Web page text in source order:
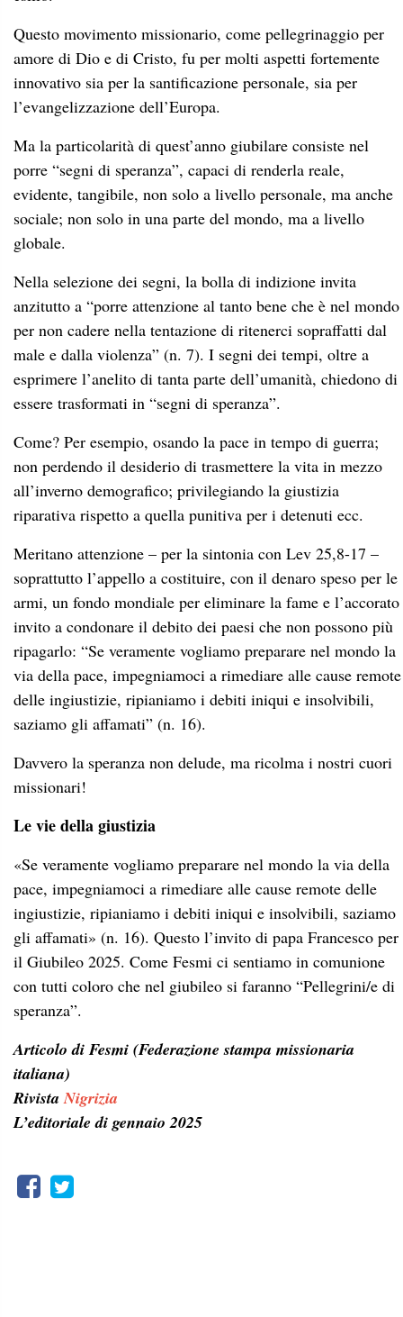
Questo movimento missionario, come pellegrinaggio per
amore di Dio e di Cristo, fu per molti aspetti fortemente
innovativo sia per la santificazione personale, sia per
l’evangelizzazione dell’Europa.
Ma la particolarità di quest’anno giubilare consiste nel
porre “segni di speranza”, capaci di renderla reale,
evidente, tangibile, non solo a livello personale, ma anche
sociale; non solo in una parte del mondo, ma a livello
globale.
Nella selezione dei segni, la bolla di indizione invita
anzitutto a “porre attenzione al tanto bene che è nel mondo
per non cadere nella tentazione di ritenerci sopraffatti dal
male e dalla violenza” (n. 7). I segni dei tempi, oltre a
esprimere l’anelito di tanta parte dell’umanità, chiedono di
essere trasformati in “segni di speranza”.
Come? Per esempio, osando la pace in tempo di guerra;
non perdendo il desiderio di trasmettere la vita in mezzo
all’inverno demografico; privilegiando la giustizia
riparativa rispetto a quella punitiva per i detenuti ecc.
Meritano attenzione – per la sintonia con Lev 25,8-17 –
soprattutto l’appello a costituire, con il denaro speso per le
armi, un fondo mondiale per eliminare la fame e l’accorato
invito a condonare il debito dei paesi che non possono più
ripagarlo: “Se veramente vogliamo preparare nel mondo la
via della pace, impegniamoci a rimediare alle cause remote
delle ingiustizie, ripianiamo i debiti iniqui e insolvibili,
saziamo gli affamati” (n. 16).
Davvero la speranza non delude, ma ricolma i nostri cuori
missionari!
Le vie della giustizia
«Se veramente vogliamo preparare nel mondo la via della
pace, impegniamoci a rimediare alle cause remote delle
ingiustizie, ripianiamo i debiti iniqui e insolvibili, saziamo
gli affamati» (n. 16). Questo l’invito di papa Francesco per
il Giubileo 2025. Come Fesmi ci sentiamo in comunione
con tutti coloro che nel giubileo si faranno “Pellegrini/e di
speranza”.
Articolo di Fesmi (Federazione stampa missionaria
italiana)
RivistaNigrizia
L’editoriale di gennaio 2025